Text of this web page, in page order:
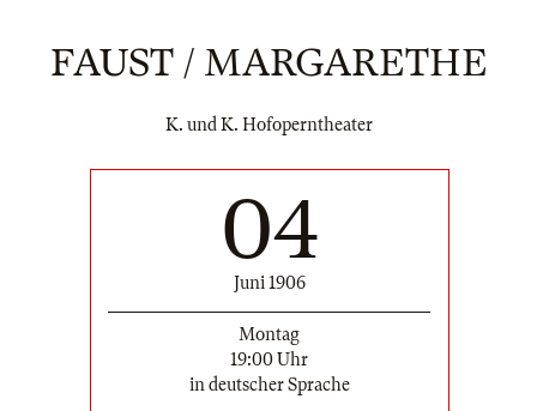
FAUST / MARGARETHE
K. und K. Hofoperntheater
04
Juni 1906
Montag
19:00 Uhr
in deutscher Sprache